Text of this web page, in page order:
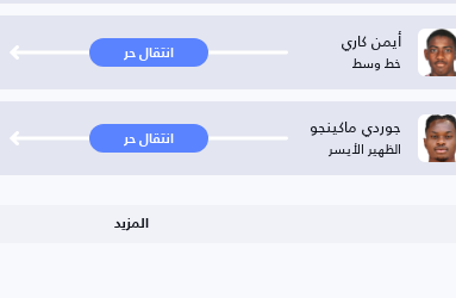
أيمن كاري
خط وسط انتقال حر
جوردي ماكينجو
الظهير الأيسر انتقال حر
المزيد